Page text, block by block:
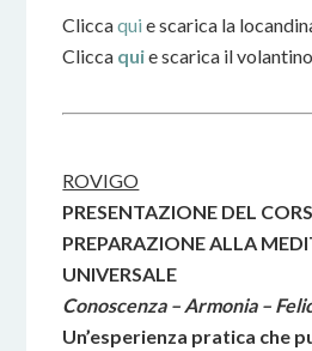
Cliccaqui e scarica la
Clicca quie scarica il
ROVIGO
PRESENTAZIONE DEL
PREPARAZIONE ALLA
UNIVERSALE
Conoscenza – Armonia –
Un’esperienza pratica che